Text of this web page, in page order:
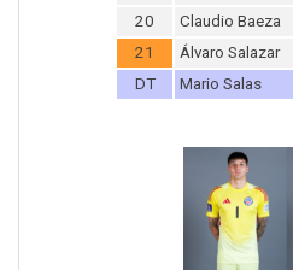
20
Claudio Baeza
21
Álvaro Salazar
DT
Mario Salas